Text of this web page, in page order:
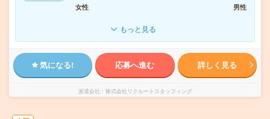
女性
男性
もっと見る
気になる! 応募へ進む 詳しく見る
派遣会社 株式会社リクルートスタッフィング